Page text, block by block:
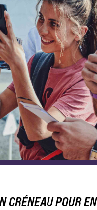
CRÉNEAU POUR